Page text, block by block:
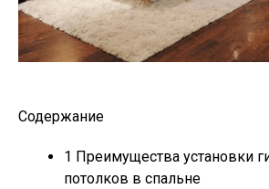
Содержание
1 Преимущества установки
потолков в спальне